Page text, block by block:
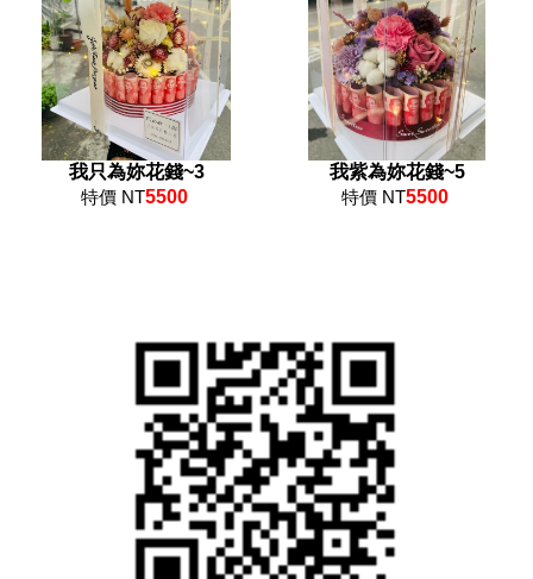
我只為妳花錢~3
特價 NT5500
我紫為妳花錢~5
特價 NT5500